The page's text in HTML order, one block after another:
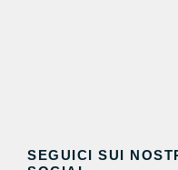
SEGUICI SUI